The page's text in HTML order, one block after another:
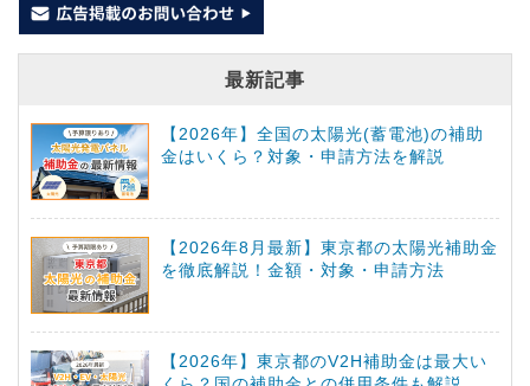
最新記事
【2026年】全国の太陽光(蓄電池)の補助
金はいくら？対象・申請方法を解説
【2026年8月最新】東京都の太陽光補助金
を徹底解説！金額・対象・申請方法
【2026年】東京都のV2H補助金は最大い